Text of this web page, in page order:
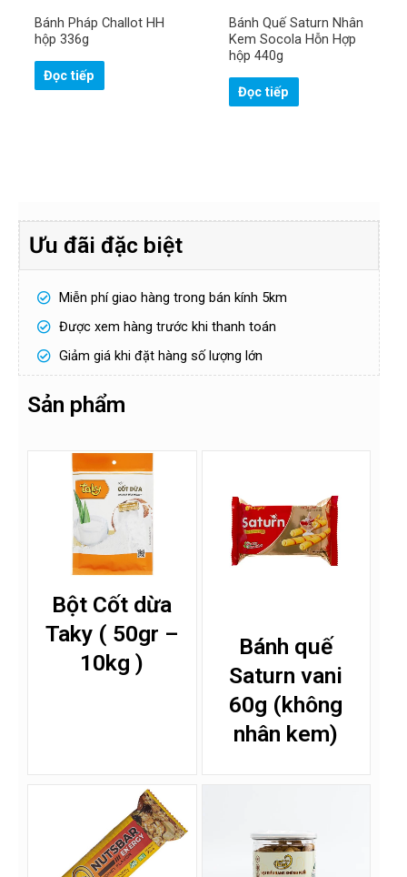
Bánh Pháp Challot HH
hộp 336g
Đọc tiếp
Bánh Quế Saturn Nhân
Kem Socola Hỗn Hợp
hộp 440g
Đọc tiếp
Ưu đãi đặc biệt
Miễn phí giao hàng trong bán kính 5km
Được xem hàng trước khi thanh toán
Giảm giá khi đặt hàng số lượng lớn
Sản phẩm
Bột Cốt dừa
Taky ( 50gr –
10kg )
Bánh quế
Saturn vani
60g (không
nhân kem)